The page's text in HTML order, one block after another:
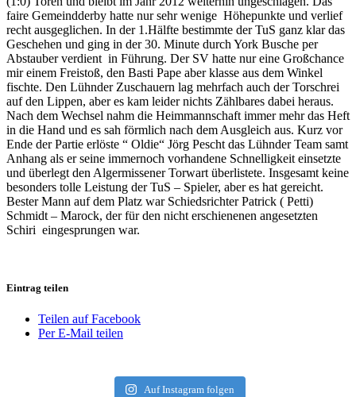
faire Gemeindderby hatte nur sehr wenige Höhepunkte und verlief
recht ausgeglichen. In der 1.Hälfte bestimmte der TuS ganz klar das
Geschehen und ging in der 30. Minute durch York Busche per
Abstauber verdient in Führung. Der SV hatte nur eine Großchance
mir einem Freistoß, den Basti Pape aber klasse aus dem Winkel
fischte. Den Lühnder Zuschauern lag mehrfach auch der Torschrei
auf den Lippen, aber es kam leider nichts Zählbares dabei heraus.
Nach dem Wechsel nahm die Heimmannschaft immer mehr das Heft
in die Hand und es sah förmlich nach dem Ausgleich aus. Kurz vor
Ende der Partie erlöste “ Oldie“ Jörg Pescht das Lühnder Team samt
Anhang als er seine immernoch vorhandene Schnelligkeit einsetzte
und überlegt den Algermissener Torwart überlistete. Insgesamt keine
besonders tolle Leistung der TuS – Spieler, aber es hat gereicht.
Bester Mann auf dem Platz war Schiedsrichter Patrick ( Petti)
Schmidt – Marock, der für den nicht erschienenen angesetzten
Schiri eingesprungen war.
Eintrag teilen
Teilen auf Facebook
Per E-Mail teilen
Auf Instagram folgen